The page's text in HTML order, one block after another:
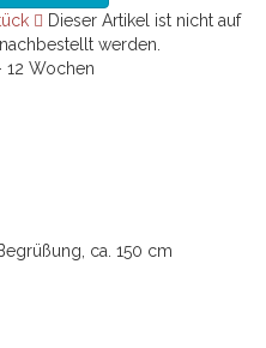
Dieser Artikel ist nicht auf
werden.
12 Wochen